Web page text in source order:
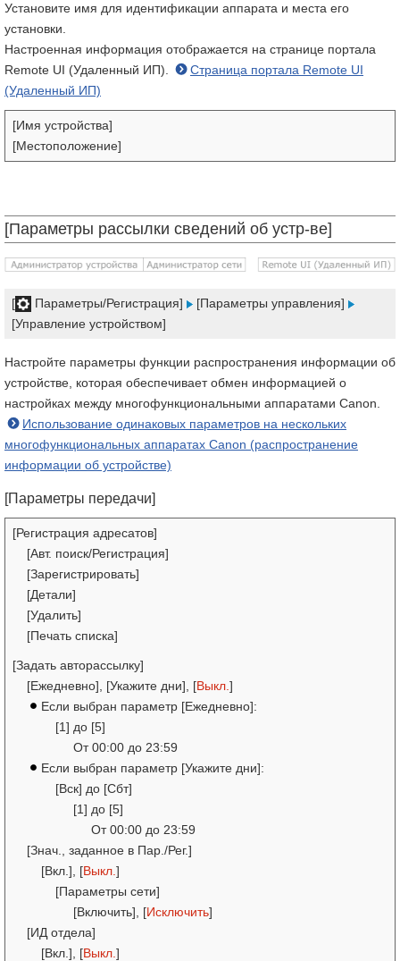
Установите имя для идентификации аппарата и места его
установки.
Настроенная информация отображается на странице портала
Remote UI (Удаленный ИП).
Страница портала Remote UI
(Удаленный ИП)
[Имя устройства]
[Местоположение]
[Параметры рассылки сведений об устр-ве]
[ Параметры/Регистрация]
[Параметры управления]
[Управление устройством]
Настройте параметры функции распространения информации об
устройстве, которая обеспечивает обмен информацией о
настройках между многофункциональными аппаратами Canon.
Использование одинаковых параметров на нескольких
многофункциональных аппаратах Canon (распространение
информации об устройстве)
[Параметры передачи]
[Регистрация адресатов]
[Авт. поиск/Регистрация]
[Зарегистрировать]
[Детали]
[Удалить]
[Печать списка]
[Задать авторассылку]
[Ежедневно], [Укажите дни], [Выкл. ]
Если выбран параметр [Ежедневно]:
[1] до [5]
От 00:00 до 23:59
Если выбран параметр [Укажите дни]:
[Вск] до [Сбт]
[1] до [5]
От 00:00 до 23:59
[Знач., заданное в Пар./Рег.]
[Вкл.], [Выкл. ]
[Параметры сети]
[Включить], [Исключить]
[ИД отдела]
[Вкл.], [Выкл. ]